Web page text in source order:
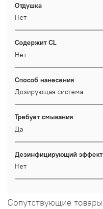
Отдушка
Нет
Содержит CL
Нет
Способ нанесения
Дозирующая система
Требует смывания
Да
Дезинфицирующий эффект
Нет
Сопутствующие товары